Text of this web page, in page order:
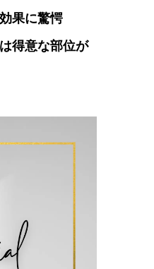
果に驚愕
得意な部位が